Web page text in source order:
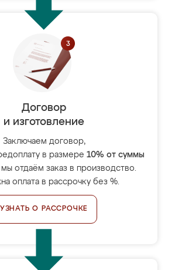
Договор
и изготовление
Заключаем договор,
в размере 10% от суммы
мы отдаём заказ в производство.
оплата в рассрочку без %.
УЗНАТЬ О РАССРОЧКЕ